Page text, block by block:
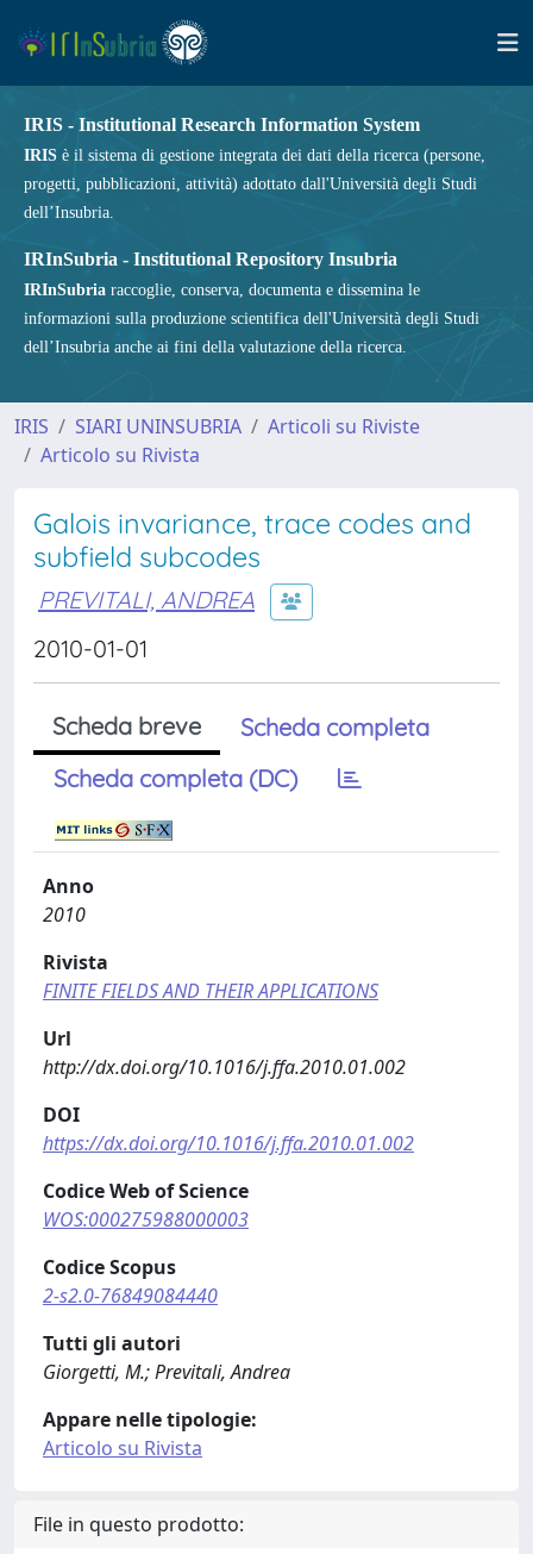
IRIS - Institutional Research Information System
IRIS è il sistema di gestione integrata dei dati della ricerca (persone,
progetti, pubblicazioni, attività) adottato dall'Università degli Studi
dell’Insubria.
IRInSubria - Institutional Repository Insubria
IRInSubria raccoglie, conserva, documenta e dissemina le
informazioni sulla produzione scientifica dell'Università degli Studi
dell’Insubria anche ai fini della valutazione della ricerca.
IRIS SIARI UNINSUBRIA
Articoli su Riviste
Articolo su Rivista
Galois invariance, trace codes and
subfield subcodes
PREVITALI, ANDREA
2010-01-01
Scheda breve
Scheda completa
Scheda completa (DC)
Anno
2010
Rivista
FINITE FIELDS AND THEIR APPLICATIONS
Url
http://dx.doi.org/10.1016/j.ffa.2010.01.002
DOI
https://dx.doi.org/10.1016/j.ffa.2010.01.002
Codice Web of Science
WOS:000275988000003
Codice Scopus
2-s2.0-76849084440
Tutti gli autori
Giorgetti, M.; Previtali, Andrea
Appare nelle tipologie:
Articolo su Rivista
File in questo prodotto: